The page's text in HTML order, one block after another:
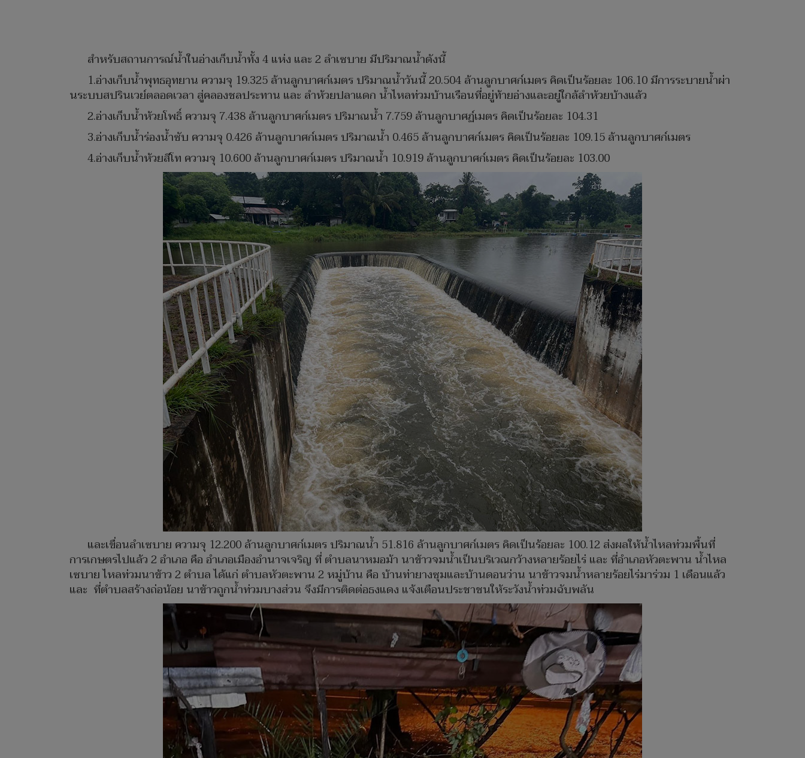
สำหรับสถานการณ์น้ำในอ่างเก็บน้ำทั้ง 4 แห่ง และ 2 ลำเซบาย มีปริมาณน้ำดังนี้
1.อ่างเก็บน้ำพุทธอุทยาน ความจุ 19.325 ล้านลูกบาศก์เมตร ปริมาณน้ำวันนี้ 20.504 ล้านลูกบาศก์เมตร คิดเป็นร้อยละ 106.10 มีการระบายน้ำผ่า
นระบบสปรินเวย์ตลอดเวลา สู่คลองชลประทาน และ ลำห้วยปลาแดก น้ำไหลท่วมบ้านเรือนที่อยู่ท้ายอ่างและอยู่ใกล้ลำห้วยบ้างแล้ว
2.อ่างเก็บน้ำห้วยโพธิ์ ความจุ 7.438 ล้านลูกบาศก์เมตร ปริมาณน้ำ 7.759 ล้านลูกบาศฏ์เมตร คิดเป็นร้อยละ 104.31
3.อ่างเก็บน้ำร่องน้ำซับ ความจุ 0.426 ล้านลูกบาศก์เมตร ปริมาณน้ำ 0.465 ล้านลูกบาศก์เมตร คิดเป็นร้อยละ 109.15 ล้านลูกบาศก์เมตร
4.อ่างเก็บน้ำห้วยสีโท ความจุ 10.600 ล้านลูกบาศก์เมตร ปริมาณน้ำ 10.919 ล้านลูกบาศก์เมตร คิดเป็นร้อยละ 103.00
และเขื่อนลำเซบาย ความจุ 12.200 ล้านลูกบาศก์เมตร ปริมาณน้ำ 51.816 ล้านลูกบาศก์เมตร คิดเป็นร้อยละ 100.12 ส่งผลให้น้ำไหลท่วมพื้นที่
การเกษตรไปแล้ว 2 อำเภอ คือ อำเภอเมืองอำนาจเจริญ ที่ ตำบลนาหมอม้า นาข้าวจมน้ำเป็นบริเวณกว้างหลายร้อยไร่ และ ที่อำเภอหัวตะพาน น้ำไหล
เซบาย ไหลท่วมนาข้าว 2 ตำบล ได้แก่ ตำบลหัวตะพาน 2 หมู่บ้าน คือ บ้านท่ายางซุมและบ้านดอนว่าน นาข้าวจมน้ำหลายร้อยไร่มาร่วม 1 เดือนแล้ว
และ ที่ตำบลสร้างถ่อน้อย นาข้าวถูกน้ำท่วมบางส่วน จึงมีการติดต่อธงแดง แจ้งเตือนประชาชนให้ระวังน้ำท่วมฉับพลัน